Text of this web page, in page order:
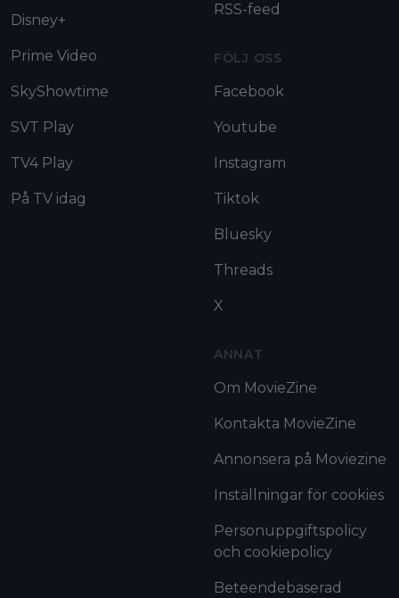
Disney+
Prime Video
SkyShowtime
SVT Play
TV4 Play
På TV idag
RSS-feed
FÖLJ OSS
Facebook
Youtube
Instagram
Tiktok
Bluesky
Threads
X
ANNAT
Om MovieZine
Kontakta MovieZine
Annonsera på Moviezine
Inställningar för cookies
Personuppgiftspolicy
och cookiepolicy
Beteendebaserad